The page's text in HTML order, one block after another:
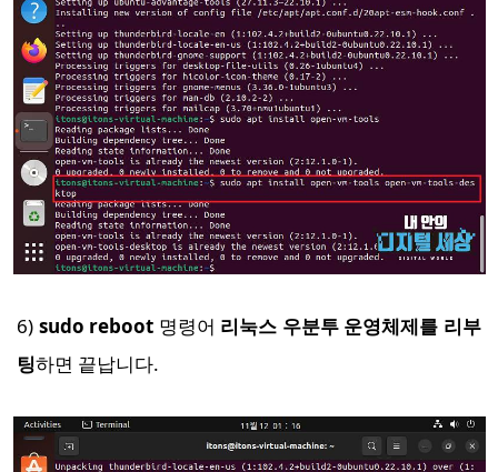
6) sudo reboot 명령어 리눅스 우분투 운영체제를 리부
팅하면 끝납니다.